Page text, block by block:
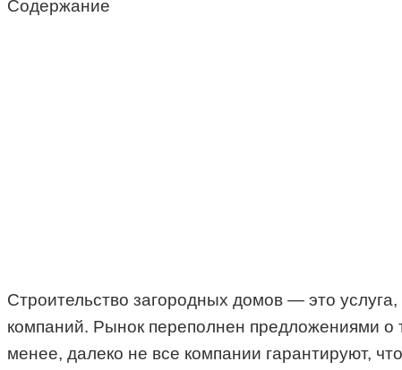
Содержание
Строительство загородных домов — это
компаний. Рынок переполнен предложениями о
менее, далеко не все компании гарантируют,